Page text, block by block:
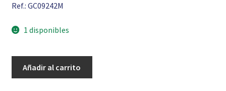
original
era:
Ref.: GC09242M
1 disponibles
Añadir al carrito